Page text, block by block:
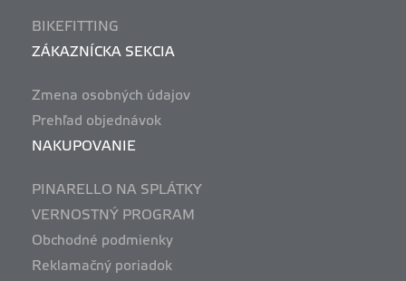
BIKEFITTING
ZÁKAZNÍCKA SEKCIA
Zmena osobných údajov
Prehľad objednávok
NAKUPOVANIE
PINARELLO NA SPLÁTKY
VERNOSTNÝ PROGRAM
Obchodné podmienky
Reklamačný poriadok